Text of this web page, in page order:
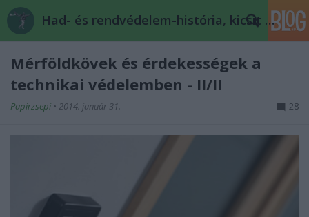
Had- és rendvédelem-história, kicsit másképp
Mérföldkövek és érdekességek a
technikai védelemben - II/II
Papírzsepi • 2014. január 31. 28